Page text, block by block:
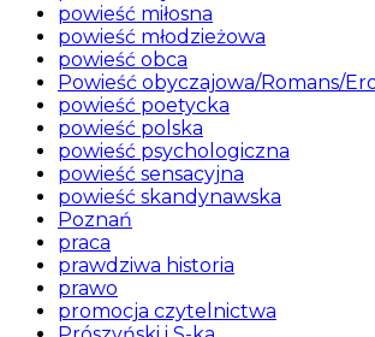
powieść miłosna
powieść młodzieżowa
powieść obca
Powieść obyczajowa/Romans/
powieść poetycka
powieść polska
powieść psychologiczna
powieść sensacyjna
powieść skandynawska
Poznań
praca
prawdziwa historia
prawo
promocja czytelnictwa